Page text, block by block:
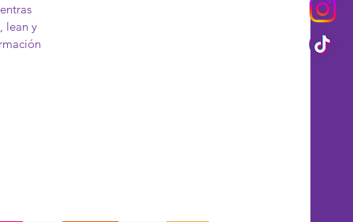
lean y